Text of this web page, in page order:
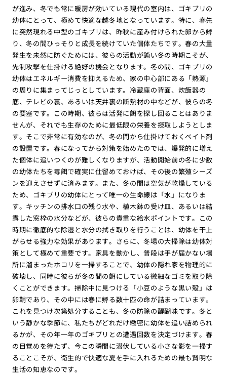
が進み、冬でも常に暖房が効いている現代の室内は、ゴキブリの
幼体にとって、極めて快適な越冬地となっています。特に、春先
に突然現れる中型のゴキブリは、昨秋に産み付けられた卵から孵
り、冬の間ひっそりと成長を続けていた個体たちです。春の大量
発生を未然に防ぐためには、彼らの活動が鈍い冬の時期こそが、
先制攻撃を仕掛ける絶好の機会となります。冬の間、ゴキブリの
幼体はエネルギー消費を抑えるため、家の中心部にある「熱源」
の周りに集まってじっとしています。冷蔵庫の背面、炊飯器の
底、テレビの裏、あるいは天井裏の断熱材の中などが、彼らの冬
の要塞です。この時期、彼らは活発に餌を探し回ることはありま
せんが、それでも生存のために最低限の栄養を摂取しようとしま
す。そこで非常に有効なのが、冬の間から仕掛けておくベイト剤
の設置です。春になってから対策を始めたのでは、爆発的に増え
た個体に追いつくのが難しくなりますが、活動開始前の冬に少数
の幼体たちを毒餌で確実に仕留めておけば、その後の繁殖シーズ
ンを迎えさせずに済みます。また、冬の間は空気が乾燥している
ため、ゴキブリの幼体にとって唯一の生命線は「水」になりま
す。キッチンの排水口の残り水や、植木鉢の受け皿、あるいは結
露した窓枠の水分などが、彼らの貴重な給水ポイントです。この
時期に徹底的な除湿と水分の拭き取りを行うことは、幼体を干上
がらせる強力な効果があります。さらに、冬場の大掃除は幼体対
策として極めて重要です。家具を動かし、普段は手が届かない場
所に溜まったホコリを一掃することで、幼体の隠れ家を物理的に
破壊し、同時に彼らが冬の間の餌にしている微細なゴミを取り除
くことができます。掃除中に見つける「小豆のような黒い殻」は
卵鞘であり、その中には春に孵る数十匹の命が詰まっています。
これを見つけ次第処分することも、冬の防除の醍醐味です。冬と
いう静かな季節に、私たちがどれだけ緻密に幼体を追い詰められ
るかが、その年一年のゴキブリとの遭遇回数を決定づけます。春
の目覚めを待たず、今この瞬間に潜伏している小さな影を一掃す
ることこそが、衛生的で快適な夏を手に入れるための最も賢明な
生活の知恵なのです。